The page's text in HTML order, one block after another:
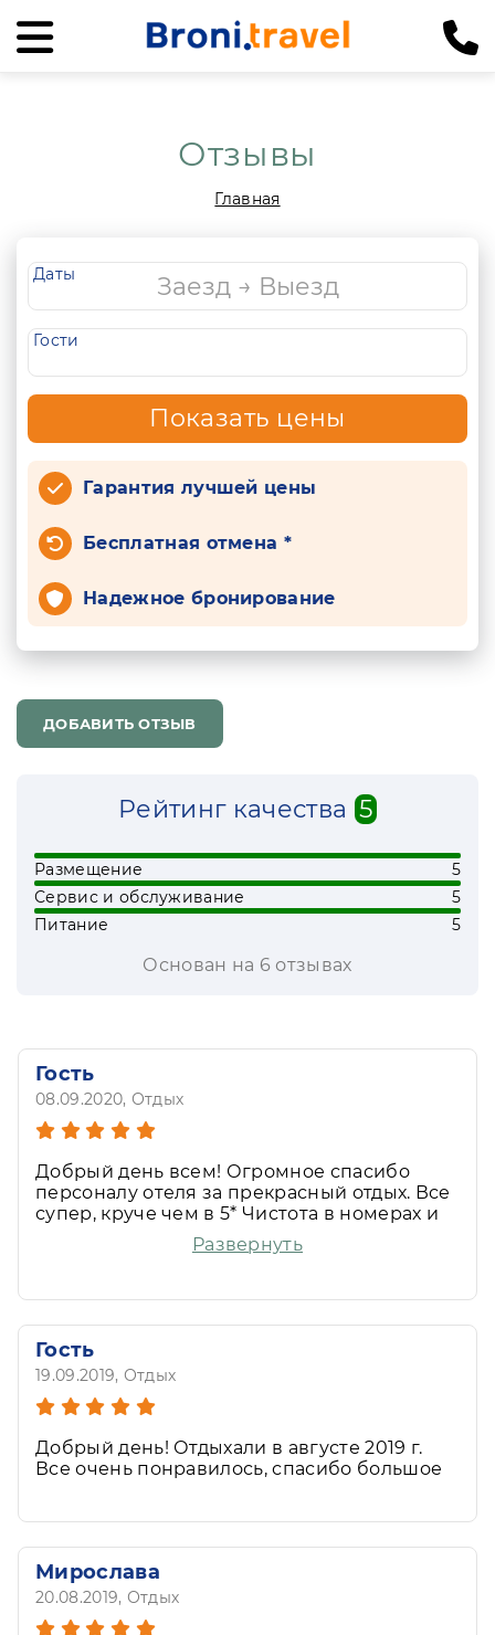
Отзывы
Главная
Даты
Гости
Показать цены
Гарантия лучшей цены
Бесплатная отмена *
Надежное бронирование
ДОБАВИТЬ ОТЗЫВ
Рейтинг качества 5
Размещение
5
Сервис и обслуживание
5
Питание
5
Основан на 6 отзывах
Гость
08.09.2020, Отдых
Добрый день всем! Огромное спасибо
персоналу отеля за прекрасный отдых. Все
супер, круче чем в 5* Чистота в номерах и
холлах отеля горничных почти не видно.
Как будто уборка делается сама собой. Два
маленькими детьми другой для взрослых.
принесли халат и тапочки, как у взрослых.
Все ориентировано на то чтобы деткам не
было скучно и соответственно родители
могли расслабится и получить
отеля. В самую жару там прохладно,
Бассейн и Аквапарк, анимация все на
Развернуть
Гость
19.09.2019, Отдых
Добрый день! Отдыхали в августе 2019 г.
Все очень понравилось, спасибо большое
Мирослава
20.08.2019, Отдых